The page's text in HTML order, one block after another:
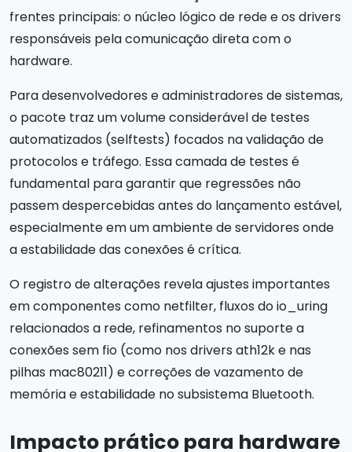
frentes principais: o núcleo lógico de rede e os drivers
responsáveis pela comunicação direta com o
hardware.
Para desenvolvedores e administradores de sistemas,
o pacote traz um volume considerável de testes
automatizados (selftests) focados na validação de
protocolos e tráfego. Essa camada de testes é
fundamental para garantir que regressões não
passem despercebidas antes do lançamento estável,
especialmente em um ambiente de servidores onde
a estabilidade das conexões é crítica.
O registro de alterações revela ajustes importantes
em componentes como netfilter, fluxos do io_uring
relacionados a rede, refinamentos no suporte a
conexões sem fio (como nos drivers ath12k e nas
pilhas mac80211) e correções de vazamento de
memória e estabilidade no subsistema Bluetooth.
Impacto prático para hardware